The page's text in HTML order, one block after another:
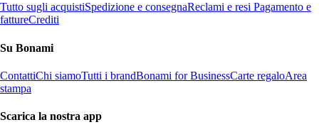
Tutto sugli acquistiSpedizione e consegnaReclami e resi Pagamento e
fattureCrediti
Su Bonami
ContattiChi siamoTutti i brandBonami for BusinessCarte regaloArea
stampa
Scarica la nostra app